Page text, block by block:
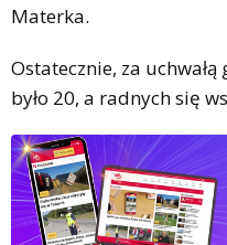
Materka.
Ostatecznie, za uchwałą
było 20, a radnych się